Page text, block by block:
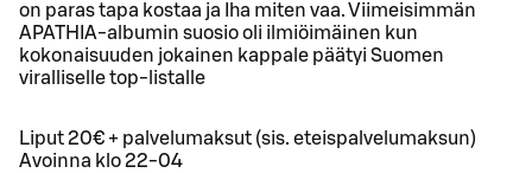
on paras tapa kostaa ja Iha miten vaa. Viimeisimmän
APATHIA-albumin suosio oli ilmiöimäinen kun
kokonaisuuden jokainen kappale päätyi Suomen
viralliselle top-listalle
Liput 20€ + palvelumaksut (sis. eteispalvelumaksun)
Avoinna klo 22-04